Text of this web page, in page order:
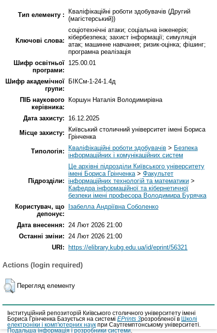
Тип елементу :
Кваліфікаційні роботи здобувачів (Другий
(магістерський))
Ключові слова:
соціотехнічні атаки; соціальна інженерія;
кібербезпека; захист інформації; симуляція
атак; машинне навчання; ризик-оцінка; фішинг;
програмна реалізація
Шифр освітньої
програми:
125.00.01
Шифр академічної
групи:
БІКСм-1-24-1.4д
ПІБ наукового
керівника:
Коршун Наталія Володимирівна
Дата захисту:
16.12.2025
Місце захисту:
Київський столичний університет імені Бориса
Грінченка
Типологія:
Кваліфікаційні роботи здобувачів > Безпека
інформаційних і комунікаційних систем
Підрозділи:
Це архівні підрозділи Київського університету
імені Бориса Грінченка> Факультет
інформаційних технологій та математики >
Кафедра інформаційної та кібернетичної
безпеки імені професора Володимира Бурячка
Користувач, що
депонує:
Ізабелла Андріївна Соболенко
Дата внесення: 24 Лют 2026 21:00
Останні зміни: 24 Лют 2026 21:00
URI:
https://elibrary.kubg.edu.ua/id/eprint/56321
Actions (login required)
Перегляд елементу
Інституційний репозиторій Київського столичного університету імені
Бориса Грінченка Базується на системі EPrints 3розробленої в
Школі
електроніки і комп'ютерних наук при Саутгемптонському університеті.
Подальша інформація і розробники системи.